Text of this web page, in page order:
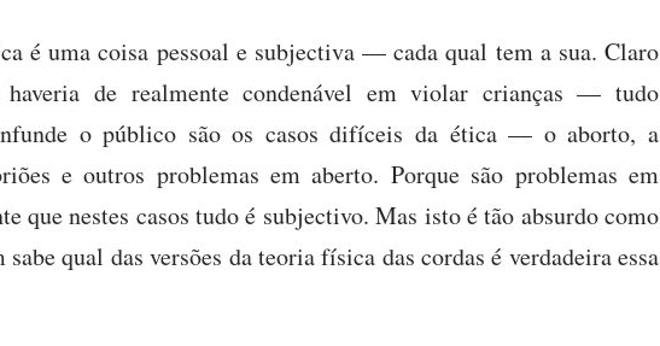
é uma coisa pessoal e subjectiva — cada qual tem a sua. Claro
de realmente condenável em violar crianças — tudo
o público são os casos difíceis da ética — o aborto, a
e outros problemas em aberto. Porque são problemas em
que nestes casos tudo é subjectivo. Mas isto é tão absurdo como
qual das versões da teoria física das cordas é verdadeira essa